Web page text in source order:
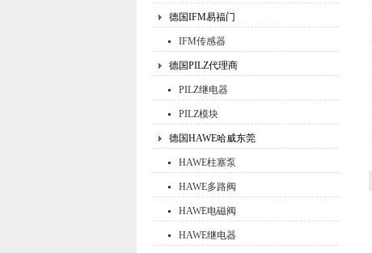
德国IFM易福门
IFM传感器
德国PILZ代理商
PILZ继电器
PILZ模块
德国HAWE哈威东莞
HAWE柱塞泵
HAWE多路阀
HAWE电磁阀
HAWE继电器